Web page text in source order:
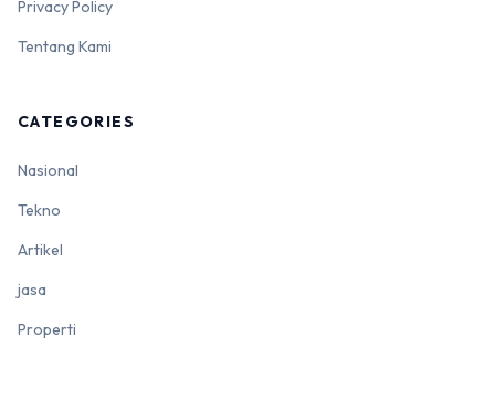
Privacy Policy
Tentang Kami
CATEGORIES
Nasional
Tekno
Artikel
jasa
Properti